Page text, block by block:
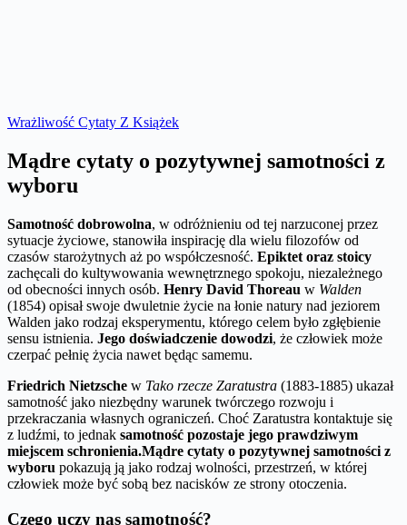
Wrażliwość Cytaty Z Książek
Mądre cytaty o pozytywnej samotności z
wyboru
Samotność dobrowolna, w odróżnieniu od tej narzuconej przez
sytuacje życiowe, stanowiła inspirację dla wielu filozofów od
czasów starożytnych aż po współczesność. Epiktet oraz stoicy
zachęcali do kultywowania wewnętrznego spokoju, niezależnego
od obecności innych osób. Henry David Thoreau w Walden
(1854) opisał swoje dwuletnie życie na łonie natury nad jeziorem
Walden jako rodzaj eksperymentu, którego celem było zgłębienie
sensu istnienia. Jego doświadczenie dowodzi, że człowiek może
czerpać pełnię życia nawet będąc samemu.
Friedrich Nietzsche w Tako rzecze Zaratustra (1883-1885) ukazał
samotność jako niezbędny warunek twórczego rozwoju i
przekraczania własnych ograniczeń. Choć Zaratustra kontaktuje się
z ludźmi, to jednak samotność pozostaje jego prawdziwym
miejscem schronienia.Mądre cytaty o pozytywnej samotności z
wyboru pokazują ją jako rodzaj wolności, przestrzeń, w której
człowiek może być sobą bez nacisków ze strony otoczenia.
Czego uczy nas samotność?